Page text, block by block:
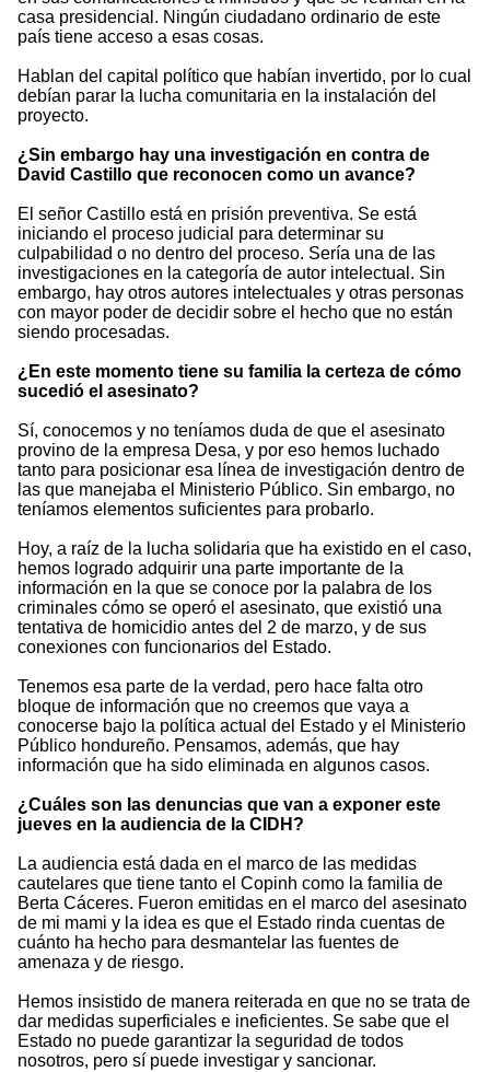
casa presidencial. Ningún ciudadano ordinario de este
país tiene acceso a esas cosas.
Hablan del capital político que habían invertido, por lo cual
debían parar la lucha comunitaria en la instalación del
proyecto.
¿Sin embargo hay una investigación en contra de
David Castillo que reconocen como un avance?
El señor Castillo está en prisión preventiva. Se está
iniciando el proceso judicial para determinar su
culpabilidad o no dentro del proceso. Sería una de las
investigaciones en la categoría de autor intelectual. Sin
embargo, hay otros autores intelectuales y otras personas
con mayor poder de decidir sobre el hecho que no están
siendo procesadas.
¿En este momento tiene su familia la certeza de cómo
sucedió el asesinato?
Sí, conocemos y no teníamos duda de que el asesinato
provino de la empresa Desa, y por eso hemos luchado
tanto para posicionar esa línea de investigación dentro de
las que manejaba el Ministerio Público. Sin embargo, no
teníamos elementos suficientes para probarlo.
Hoy, a raíz de la lucha solidaria que ha existido en el caso,
hemos logrado adquirir una parte importante de la
información en la que se conoce por la palabra de los
criminales cómo se operó el asesinato, que existió una
tentativa de homicidio antes del 2 de marzo, y de sus
conexiones con funcionarios del Estado.
Tenemos esa parte de la verdad, pero hace falta otro
bloque de información que no creemos que vaya a
conocerse bajo la política actual del Estado y el Ministerio
Público hondureño. Pensamos, además, que hay
información que ha sido eliminada en algunos casos.
¿Cuáles son las denuncias que van a exponer este
jueves en la audiencia de la CIDH?
La audiencia está dada en el marco de las medidas
cautelares que tiene tanto el Copinh como la familia de
Berta Cáceres. Fueron emitidas en el marco del asesinato
de mi mami y la idea es que el Estado rinda cuentas de
cuánto ha hecho para desmantelar las fuentes de
amenaza y de riesgo.
Hemos insistido de manera reiterada en que no se trata de
dar medidas superficiales e ineficientes. Se sabe que el
Estado no puede garantizar la seguridad de todos
nosotros, pero sí puede investigar y sancionar.